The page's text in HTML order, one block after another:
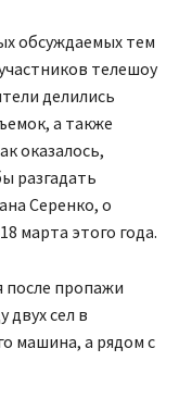
обсуждаемых тем
телешоу
делились
а также
оказалось,
разгадать
Серенко, о
марта этого года.
после пропажи
двух сел в
машина, а рядом с